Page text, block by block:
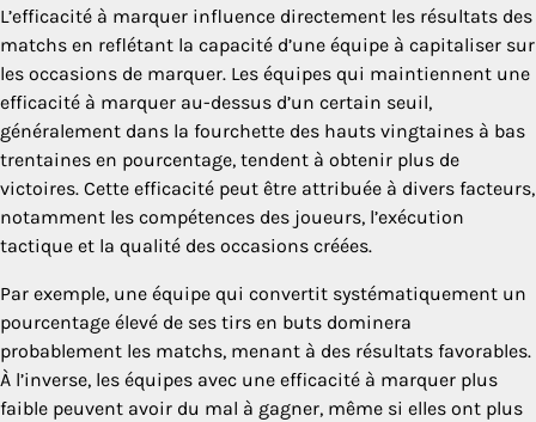
L’efficacité à marquer influence directement les résultats des
matchs en reflétant la capacité d’une équipe à capitaliser sur
les occasions de marquer. Les équipes qui maintiennent une
efficacité à marquer au-dessus d’un certain seuil,
généralement dans la fourchette des hauts vingtaines à bas
trentaines en pourcentage, tendent à obtenir plus de
victoires. Cette efficacité peut être attribuée à divers facteurs,
notamment les compétences des joueurs, l’exécution
tactique et la qualité des occasions créées.
Par exemple, une équipe qui convertit systématiquement un
pourcentage élevé de ses tirs en buts dominera
probablement les matchs, menant à des résultats favorables.
À l’inverse, les équipes avec une efficacité à marquer plus
faible peuvent avoir du mal à gagner, même si elles ont plus